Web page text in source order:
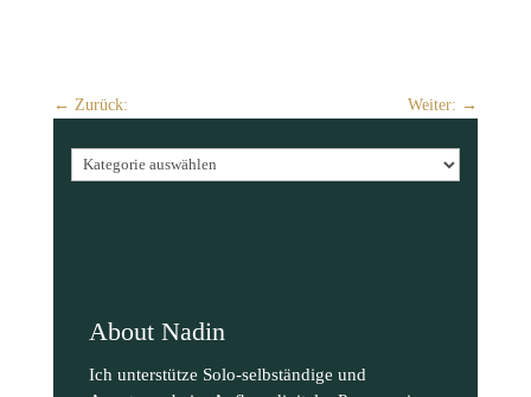
← Zurück: Weiter: →
Kategorien
About Nadin
Ich unterstütze Solo-selbständige und